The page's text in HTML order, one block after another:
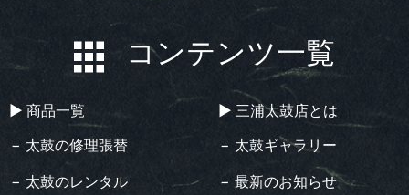
コンテンツ一覧
▶︎ 商品一覧
− 太鼓の修理張替
− 太鼓のレンタル
▶︎ 三浦太鼓店とは
− 太鼓ギャラリー
− 最新のお知らせ